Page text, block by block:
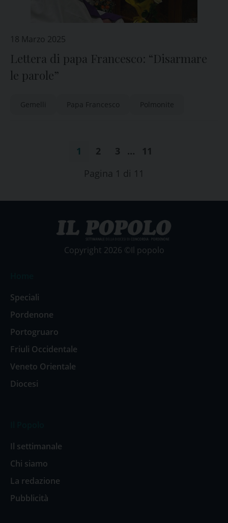
18 Marzo 2025
Lettera di papa Francesco: “Disarmare
le parole”
Gemelli Papa Francesco Polmonite
1 2 3 …
11
Pagina 1 di 11
Copyright 2026 ©Il popolo
Speciali
Pordenone
Portogruaro
Friuli Occidentale
Veneto Orientale
Diocesi
Il settimanale
Chi siamo
La redazione
Pubblicità